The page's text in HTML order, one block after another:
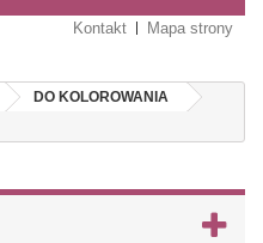
Kontakt Mapa strony
DO KOLOROWANIA